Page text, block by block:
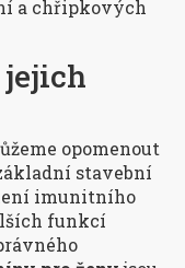
a chřipkových
opomenout
stavební
imunitního
funkcí